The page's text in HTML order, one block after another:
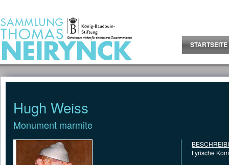
STARTSEITE
Hugh Weiss
Monument marmite
Lyrische